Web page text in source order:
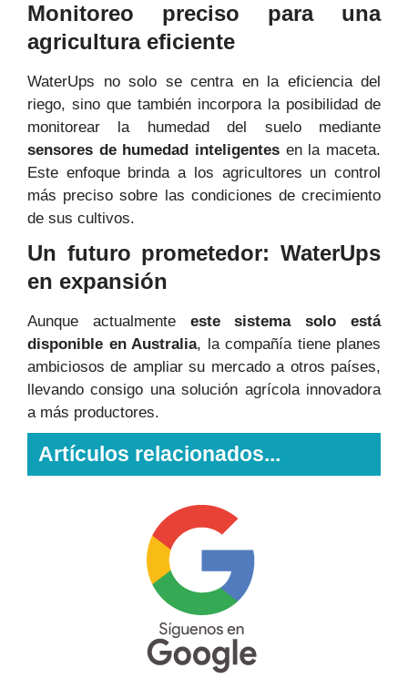
Monitoreo preciso para una
agricultura eficiente
WaterUps no solo se centra en la eficiencia del
riego, sino que también incorpora la posibilidad de
monitorear la humedad del suelo mediante
sensores de humedad inteligentes en la maceta.
Este enfoque brinda a los agricultores un control
más preciso sobre las condiciones de crecimiento
de sus cultivos.
Un futuro prometedor: WaterUps
en expansión
Aunque actualmente este sistema solo está
disponible en Australia, la compañía tiene planes
ambiciosos de ampliar su mercado a otros países,
llevando consigo una solución agrícola innovadora
a más productores.
Artículos relacionados...